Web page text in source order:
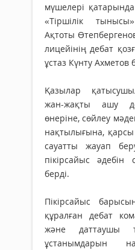
мүшелері
«Тіршілік
Ақтоты
лицейінің дебат
ұстаз Күнту Ахметов
Қазылар
жан-жақты ашу
өнеріне, сөйлеу
нақтылығына,
сауатты жауап
пікірсайыс
берді.
Пікірсайыс
құралған дебат
және даттаушы
ұстанымдарын